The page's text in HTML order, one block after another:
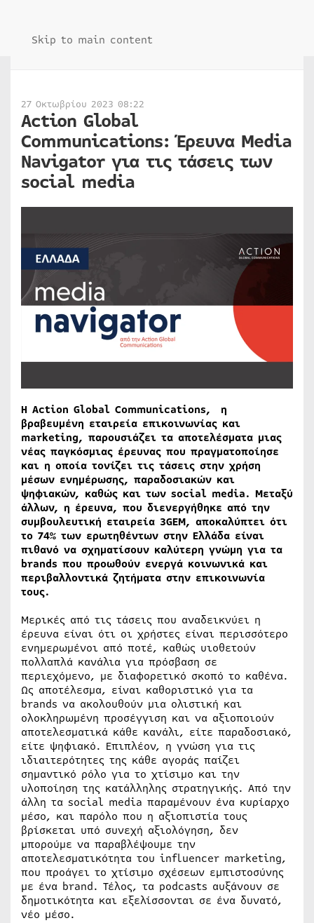
Skip to main content
27 Οκτωβρίου 2023 08:22
Action Global
Communications: Έρευνα Media
Navigator για τις τάσεις των
social media
Η Action Global Communications, η
βραβευμένη εταιρεία επικοινωνίας και
marketing, παρουσιάζει τα αποτελέσματα μιας
νέας παγκόσμιας έρευνας που πραγματοποίησε
και η οποία τονίζει τις τάσεις στην χρήση
μέσων ενημέρωσης, παραδοσιακών και
ψηφιακών, καθώς και των social media. Μεταξύ
άλλων, η έρευνα, που διενεργήθηκε από την
συμβουλευτική εταιρεία 3GEM, αποκαλύπτει ότι
το 74% των ερωτηθέντων στην Ελλάδα είναι
πιθανό να σχηματίσουν καλύτερη γνώμη για τα
brands που προωθούν ενεργά κοινωνικά και
περιβαλλοντικά ζητήματα στην επικοινωνία
τους.
Μερικές από τις τάσεις που αναδεικνύει η
έρευνα είναι ότι οι χρήστες είναι περισσότερο
ενημερωμένοι από ποτέ, καθώς υιοθετούν
πολλαπλά κανάλια για πρόσβαση σε
περιεχόμενο, με διαφορετικό σκοπό το καθένα.
Ως αποτέλεσμα, είναι καθοριστικό για τα
brands να ακολουθούν μια ολιστική και
ολοκληρωμένη προσέγγιση και να αξιοποιούν
αποτελεσματικά κάθε κανάλι, είτε παραδοσιακό,
είτε ψηφιακό. Επιπλέον, η γνώση για τις
ιδιαιτερότητες της κάθε αγοράς παίζει
σημαντικό ρόλο για το χτίσιμο και την
υλοποίηση της κατάλληλης στρατηγικής. Από την
άλλη τα social media παραμένουν ένα κυρίαρχο
μέσο, και παρόλο που η αξιοπιστία τους
βρίσκεται υπό συνεχή αξιολόγηση, δεν
μπορούμε να παραβλέψουμε την
αποτελεσματικότητα του influencer marketing,
που προάγει το χτίσιμο σχέσεων εμπιστοσύνης
με ένα brand. Τέλος, τα podcasts αυξάνουν σε
δημοτικότητα και εξελίσσονται σε ένα δυνατό,
νέο μέσο.